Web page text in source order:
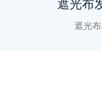
遮光布
遮光